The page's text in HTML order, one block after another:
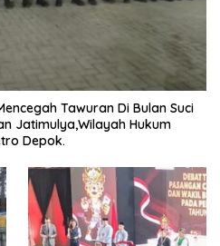
Tawuran Di Bulan Suci
Jatimulya,Wilayah Hukum
Depok.